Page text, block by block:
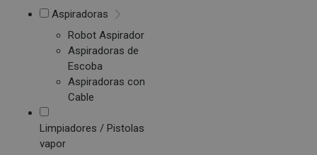
Aspiradoras
Robot Aspirador
Aspiradoras de
Escoba
Aspiradoras con
Cable
Limpiadores / Pistolas
vapor